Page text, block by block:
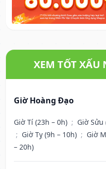
XEM TỐT XẤU
Giờ Hoàng Đạo
Giờ Tí (23h – 0h) ; Giờ Sửu
; Giờ Tỵ (9h – 10h) ; Giờ
– 20h)